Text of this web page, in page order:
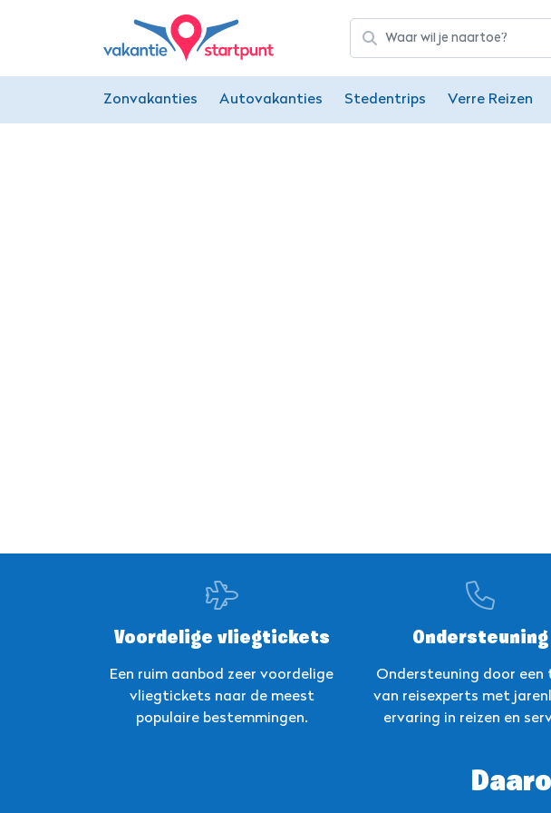
Zonvakanties Autovakanties Stedentrips Verre Reizen
Voordelige vliegtickets
Een ruim aanbod zeer voordelige
vliegtickets naar de meest
populaire bestemmingen.
Ondersteuning
Ondersteuning door een
van reisexperts met
ervaring in reizen en